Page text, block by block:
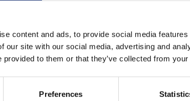
content and ads, to provide social media
our site with our social media, advertising and
provided to them or that they’ve collected from
Preferences